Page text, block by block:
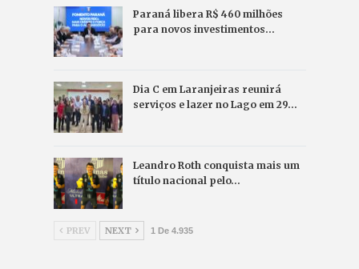
Paraná libera R$ 460 milhões
para novos investimentos…
Dia C em Laranjeiras reunirá
serviços e lazer no Lago em 29…
Leandro Roth conquista mais um
título nacional pelo…
PREV NEXT 1 De 4.935